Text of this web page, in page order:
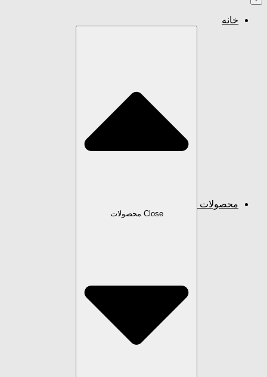
خانه
محصولات
Close محصولات